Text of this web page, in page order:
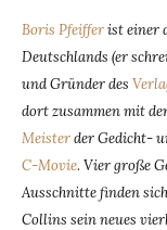
Boris Pfeifferist einer
Deutschlands (er
und Gründer des
dort zusammen mit
Meisterder Gedicht-
C-Movie. Vier große
Ausschnitte finden
Collins sein neues